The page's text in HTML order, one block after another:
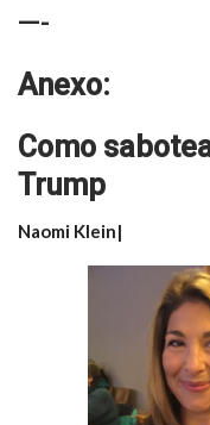
—-
Anexo:
Como
Trump
Naomi Klein|